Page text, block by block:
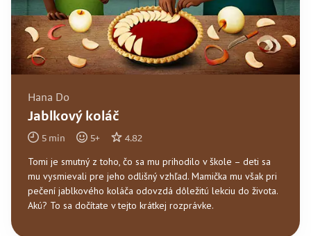
Hana Do
Jablkový koláč
5 min 5+ 4.82
Tomi je smutný z toho, čo sa mu prihodilo v škole – deti sa
mu vysmievali pre jeho odlišný vzhľad. Mamička mu však pri
pečení jablkového koláča odovzdá dôležitú lekciu do života.
Akú? To sa dočítate v tejto krátkej rozprávke.